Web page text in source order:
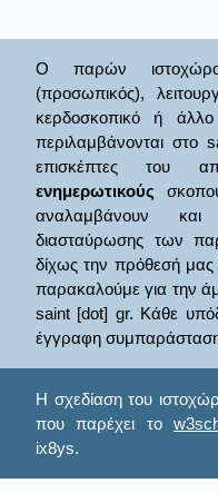
Ο παρών
(προσωπικός),
κερδοσκοπικό ή
περιλαμβάνονται στο
επισκέπτες του
ενημερωτικούς
αναλαμβάνουν και
διασταύρωσης των
δίχως την πρόθεσή μας
παρακαλούμε για την
saint [dot] gr. Κάθε
έγγραφη συμπαράσταση
Η σχεδίαση του
που παρέχει το
ix8ys.